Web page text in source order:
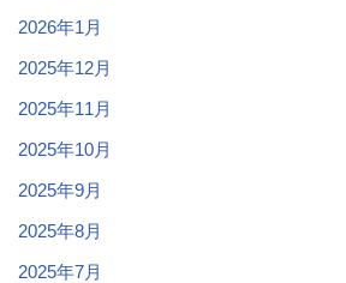
2026年1月
2025年12月
2025年11月
2025年10月
2025年9月
2025年8月
2025年7月